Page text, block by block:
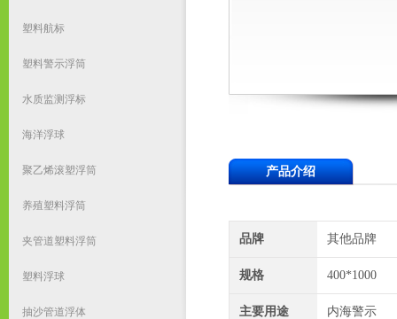
塑料航标
塑料警示浮筒
水质监测浮标
海洋浮球
聚乙烯滚塑浮筒
养殖塑料浮筒
夹管道塑料浮筒
塑料浮球
抽沙管道浮体
产品介绍
品牌 其他品牌
规格 400*1000
主要用途 内海警示